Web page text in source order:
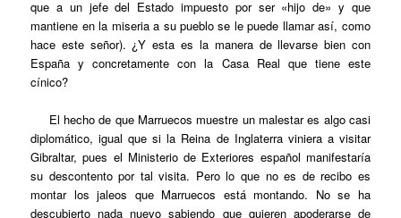
que a un jefe del Estado impuesto por ser «hijo de» y que
mantiene en la miseria a su pueblo se le puede llamar así, como
hace este señor). ¿Y esta es la manera de llevarse bien con
España y concretamente con la Casa Real que tiene este
cínico?
El hecho de que Marruecos muestre un malestar es algo casi
diplomático, igual que si la Reina de Inglaterra viniera a visitar
Gibraltar, pues el Ministerio de Exteriores español manifestaría
su descontento por tal visita. Pero lo que no es de recibo es
montar los jaleos que Marruecos está montando. No se ha
descubierto nada nuevo sabiendo que quieren apoderarse de